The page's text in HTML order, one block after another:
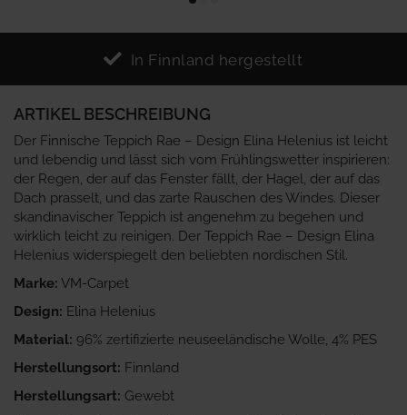
In Finnland hergestellt
ARTIKEL BESCHREIBUNG
Der Finnische Teppich Rae – Design Elina Helenius ist leicht
und lebendig und lässt sich vom Frühlingswetter inspirieren:
der Regen, der auf das Fenster fällt, der Hagel, der auf das
Dach prasselt, und das zarte Rauschen des Windes. Dieser
skandinavischer Teppich ist angenehm zu begehen und
wirklich leicht zu reinigen. Der Teppich Rae – Design Elina
Helenius widerspiegelt den beliebten nordischen Stil.
Marke: VM-Carpet
Design: Elina Helenius
Material: 96% zertifizierte neuseeländische Wolle, 4% PES
Herstellungsort: Finnland
Herstellungsart: Gewebt